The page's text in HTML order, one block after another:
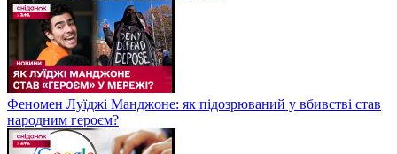
Феномен Луїджі Манджоне: як підозрюваний у вбивстві став
народним героєм?